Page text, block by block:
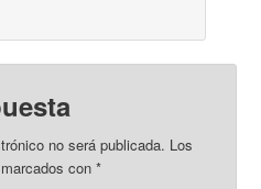
no será publicada. Los
con*